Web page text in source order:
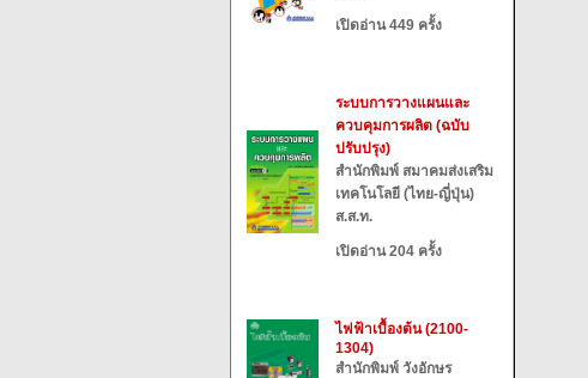
เปิดอ่าน 449 ครั้ง
ระบบการวางแผนและ
ควบคุมการผลิต (ฉบับ
ปรับปรุง)
สำนักพิมพ์ สมาคมส่งเสริม
เทคโนโลยี (ไทย-ญี่ปุ่น)
ส.ส.ท.
เปิดอ่าน 204 ครั้ง
ไฟฟ้าเบื้องต้น (2100-
1304)
สำนักพิมพ์ วังอักษร